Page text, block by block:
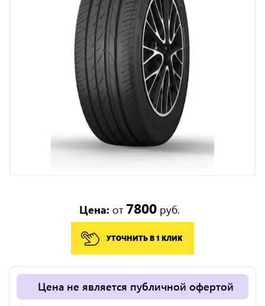
Цена: от 7800 руб.
УТОЧНИТЬ В 1 КЛИК
Цена не является публичной офертой